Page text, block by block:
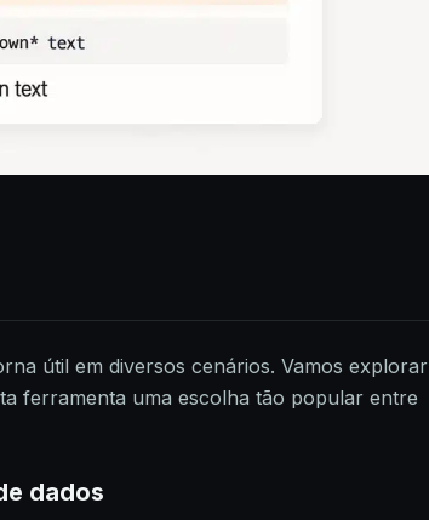
útil em diversos cenários. Vamos explorar
ferramenta uma escolha tão popular entre
dados